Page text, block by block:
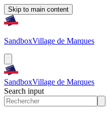
Skip to main content
SandboxVillage de Marques
SandboxVillage de Marques
Search input